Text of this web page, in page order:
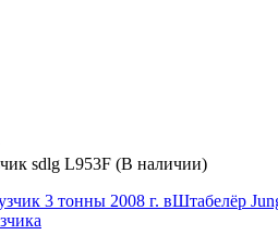
sdlg L953F (В наличии)
3 тонны 2008 г. вШтабелёр